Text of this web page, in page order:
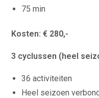
75 min
Kosten: € 280,-
3 cyclussen (heel
36 activiteiten
Heel seizoen